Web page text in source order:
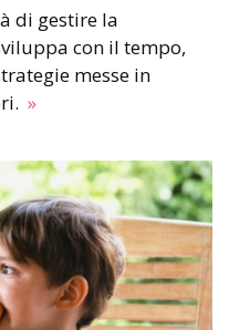
di gestire la
con il tempo,
messe in
»